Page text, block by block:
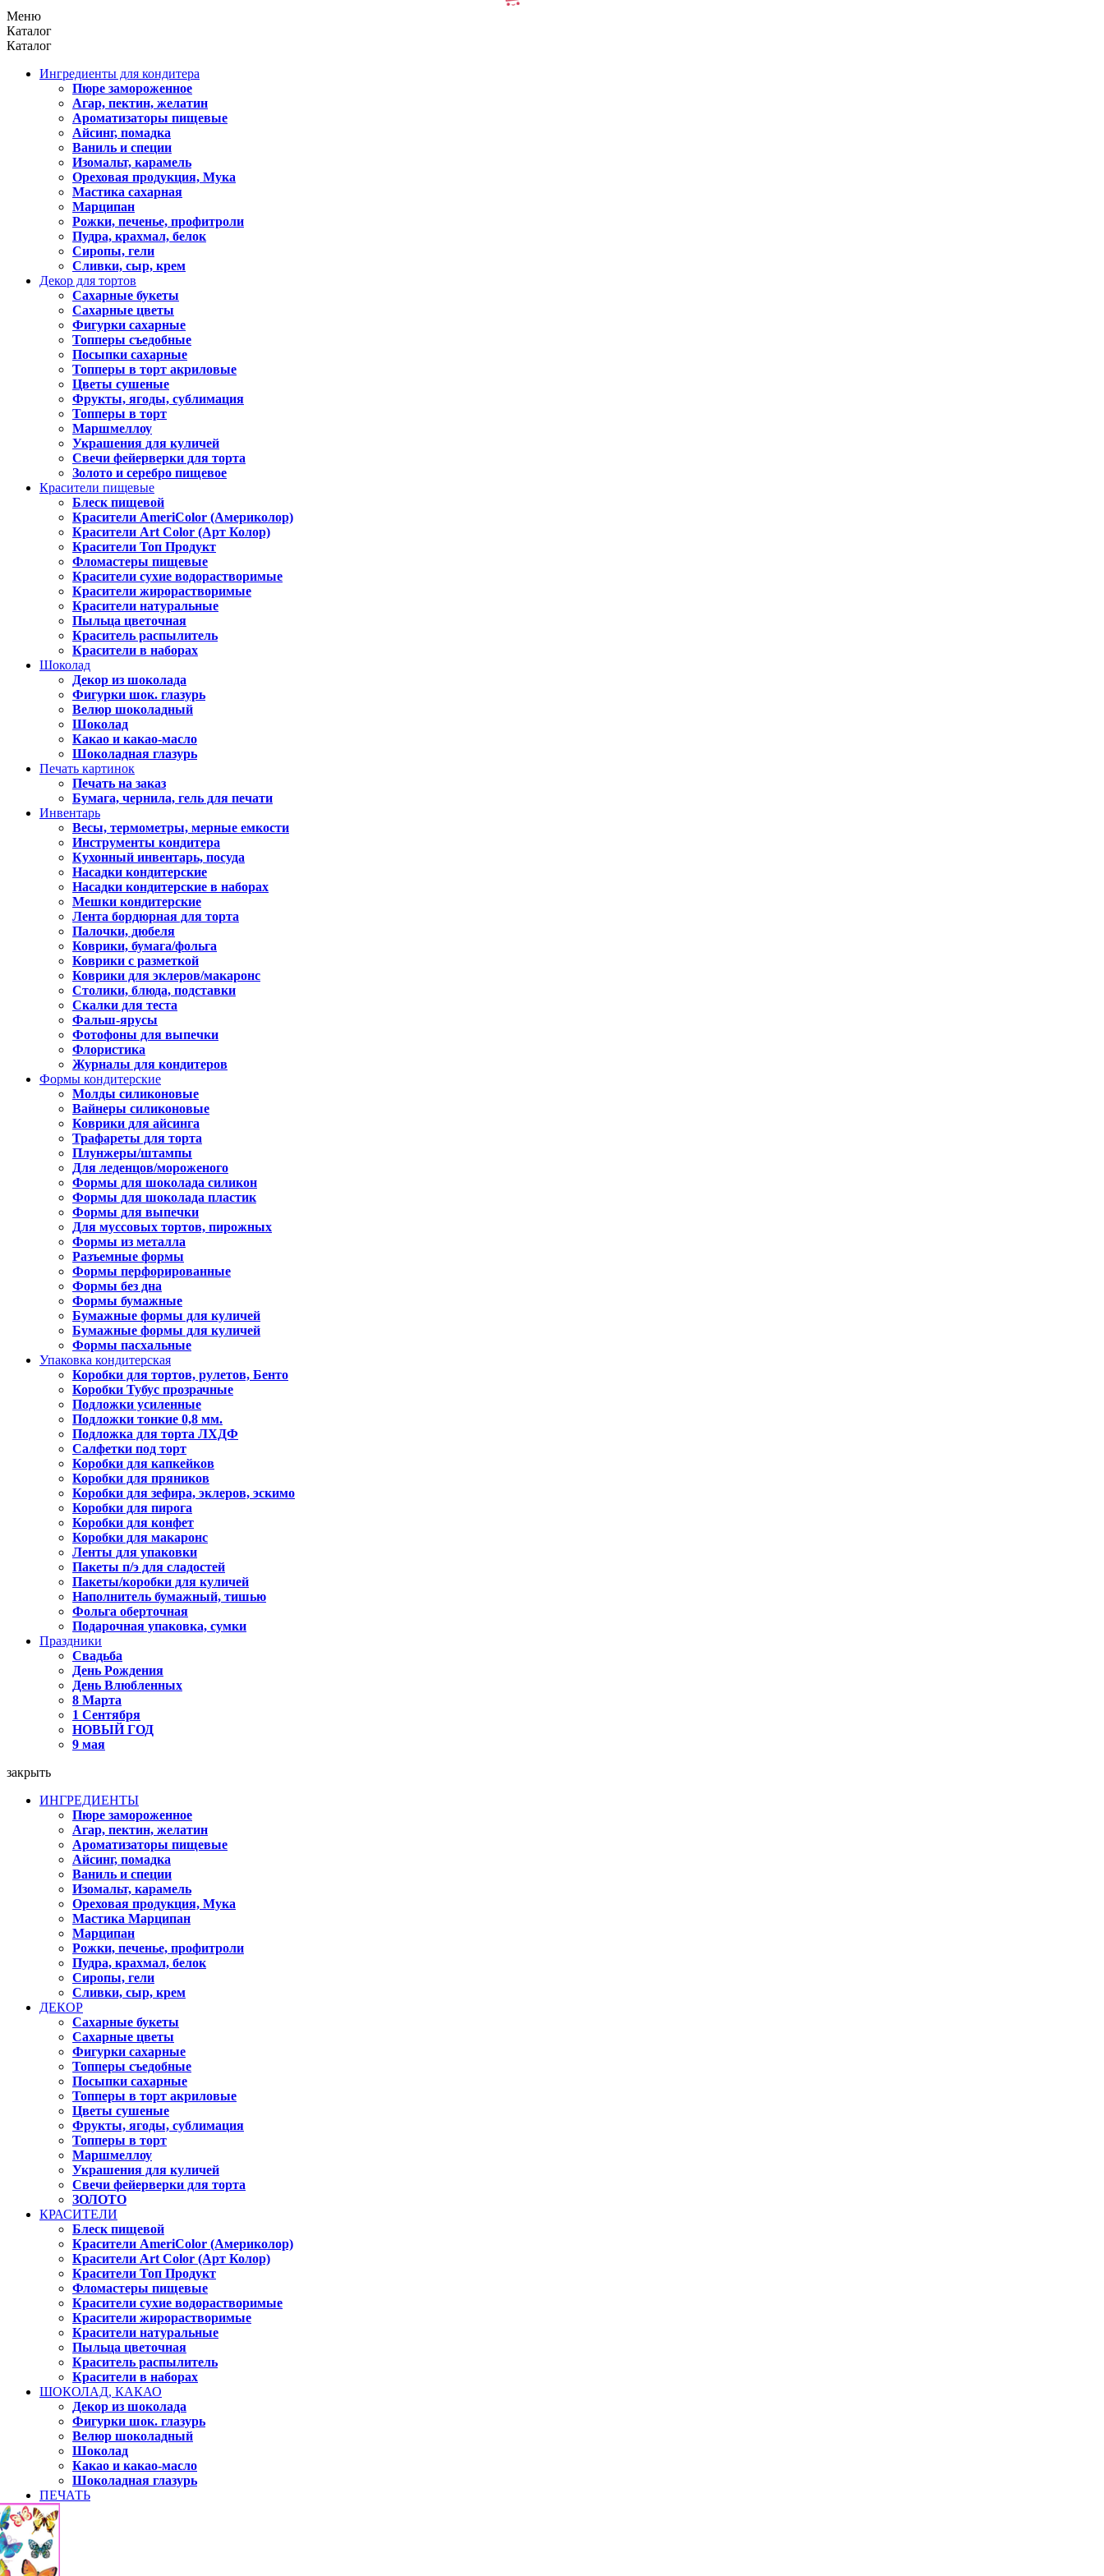
Меню
Каталог
Каталог
Ингредиенты для кондитера
Пюре замороженное
Агар, пектин, желатин
Ароматизаторы пищевые
Айсинг, помадка
Ваниль и специи
Изомальт, карамель
Ореховая продукция, Мука
Мастика сахарная
Марципан
Рожки, печенье, профитроли
Пудра, крахмал, белок
Сиропы, гели
Сливки, сыр, крем
Декор для тортов
Сахарные букеты
Сахарные цветы
Фигурки сахарные
Топперы съедобные
Посыпки сахарные
Топперы в торт акриловые
Цветы сушеные
Фрукты, ягоды, сублимация
Топперы в торт
Маршмеллоу
Украшения для куличей
Свечи фейерверки для торта
Золото и серебро пищевое
Красители пищевые
Блеск пищевой
Красители AmeriColor (Америколор)
Красители Art Color (Арт Колор)
Красители Топ Продукт
Фломастеры пищевые
Красители сухие водорастворимые
Красители жирорастворимые
Красители натуральные
Пыльца цветочная
Краситель распылитель
Красители в наборах
Шоколад
Декор из шоколада
Фигурки шок. глазурь
Велюр шоколадный
Шоколад
Какао и какао-масло
Шоколадная глазурь
Печать картинок
Печать на заказ
Бумага, чернила, гель для печати
Инвентарь
Весы, термометры, мерные емкости
Инструменты кондитера
Кухонный инвентарь, посуда
Насадки кондитерские
Насадки кондитерские в наборах
Мешки кондитерские
Лента бордюрная для торта
Палочки, дюбеля
Коврики, бумага/фольга
Коврики с разметкой
Коврики для эклеров/макаронс
Столики, блюда, подставки
Скалки для теста
Фальш-ярусы
Фотофоны для выпечки
Флористика
Журналы для кондитеров
Формы кондитерские
Молды силиконовые
Вайнеры силиконовые
Коврики для айсинга
Трафареты для торта
Плунжеры/штампы
Для леденцов/мороженого
Формы для шоколада силикон
Формы для шоколада пластик
Формы для выпечки
Для муссовых тортов, пирожных
Формы из металла
Разъемные формы
Формы перфорированные
Формы без дна
Формы бумажные
Бумажные формы для куличей
Бумажные формы для куличей
Формы пасхальные
Упаковка кондитерская
Коробки для тортов, рулетов, Бенто
Коробки Тубус прозрачные
Подложки усиленные
Подложки тонкие 0,8 мм.
Подложка для торта ЛХДФ
Салфетки под торт
Коробки для капкейков
Коробки для пряников
Коробки для зефира, эклеров, эскимо
Коробки для пирога
Коробки для конфет
Коробки для макаронс
Ленты для упаковки
Пакеты п/э для сладостей
Пакеты/коробки для куличей
Наполнитель бумажный, тишью
Фольга оберточная
Подарочная упаковка, сумки
Праздники
Свадьба
День Рождения
День Влюбленных
8 Марта
1 Сентября
НОВЫЙ ГОД
9 мая
закрыть
ИНГРЕДИЕНТЫ
Пюре замороженное
Агар, пектин, желатин
Ароматизаторы пищевые
Айсинг, помадка
Ваниль и специи
Изомальт, карамель
Ореховая продукция, Мука
Мастика Марципан
Марципан
Рожки, печенье, профитроли
Пудра, крахмал, белок
Сиропы, гели
Сливки, сыр, крем
ДЕКОР
Сахарные букеты
Сахарные цветы
Фигурки сахарные
Топперы съедобные
Посыпки сахарные
Топперы в торт акриловые
Цветы сушеные
Фрукты, ягоды, сублимация
Топперы в торт
Маршмеллоу
Украшения для куличей
Свечи фейерверки для торта
ЗОЛОТО
КРАСИТЕЛИ
Блеск пищевой
Красители AmeriColor (Америколор)
Красители Art Color (Арт Колор)
Красители Топ Продукт
Фломастеры пищевые
Красители сухие водорастворимые
Красители жирорастворимые
Красители натуральные
Пыльца цветочная
Краситель распылитель
Красители в наборах
ШОКОЛАД, КАКАО
Декор из шоколада
Фигурки шок. глазурь
Велюр шоколадный
Шоколад
Какао и какао-масло
Шоколадная глазурь
ПЕЧАТЬ